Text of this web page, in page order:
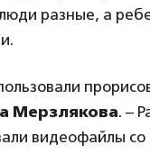
разные, а
Мерзлякова. –
видеофайлы со